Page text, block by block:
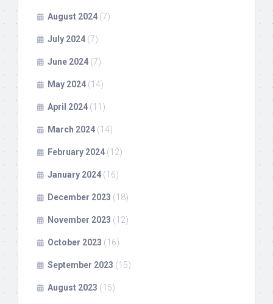
August 2024 (7)
July 2024 (7)
June 2024 (7)
May 2024 (14)
April 2024 (11)
March 2024 (14)
February 2024 (12)
January 2024 (16)
December 2023 (18)
November 2023 (12)
October 2023 (16)
September 2023 (15)
August 2023 (15)